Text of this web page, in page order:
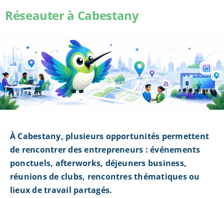
Réseauter à Cabestany
À Cabestany, plusieurs opportunités permettent
de rencontrer des entrepreneurs : événements
ponctuels, afterworks, déjeuners business,
réunions de clubs, rencontres thématiques ou
lieux de travail partagés.